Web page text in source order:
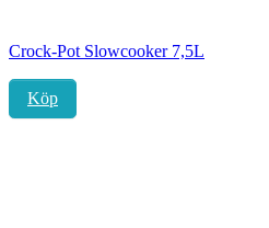
Crock-Pot Slowcooker 7,5L
Köp